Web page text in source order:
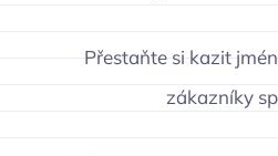
Přestaňte si kazit
zákazníky